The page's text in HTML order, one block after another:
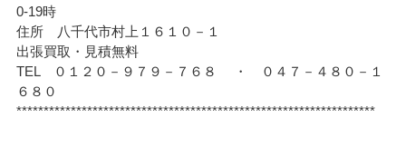
0-19時
住所 八千代市村上１６１０－１
出張買取・見積無料
TEL ０１２０－９７９－７６８ ・ ０４７－４８０－１
６８０
******************************************************************